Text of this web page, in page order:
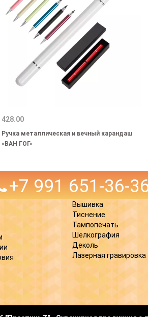
428.00
Ручка металлическая и вечный карандаш
«ВАН ГОГ»
+7 991 651-36-
Вышивка
Тиснение
Тампопечать
Шелкография
Деколь
Лазерная гравировка